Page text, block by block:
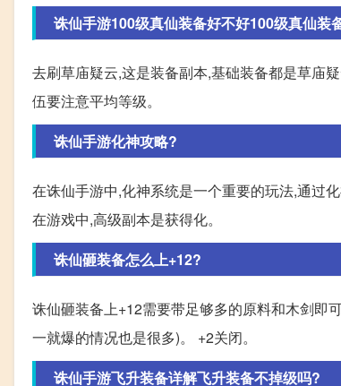
诛仙手游100级真仙装备好不好100级真仙装
去刷草庙疑云,这是装备副本,基础装备都是草庙
伍要注意平均等级。
诛仙手游化神攻略?
在诛仙手游中,化神系统是一个重要的玩法,通过
在游戏中,高级副本是获得化。
诛仙砸装备怎么上+12?
诛仙砸装备上+12需要带足够多的原料和木剑即
一就爆的情况也是很多)。 +2关闭。
诛仙手游飞升装备详解飞升装备不掉级吗?